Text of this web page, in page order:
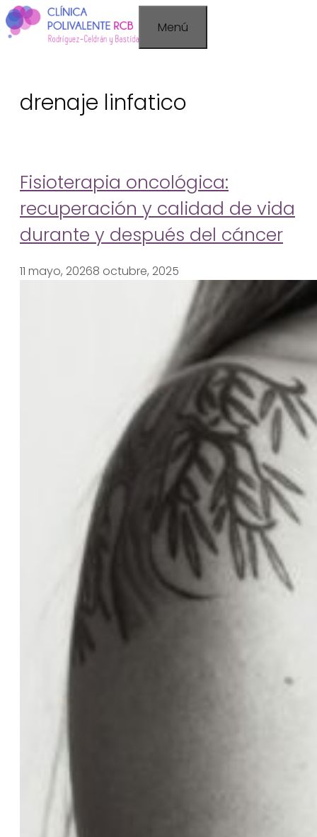
Saltar
al
contenido
Menú
drenaje linfatico
Fisioterapia oncológica:
recuperación y calidad de vida
durante y después del cáncer
11 mayo, 20268 octubre, 2025